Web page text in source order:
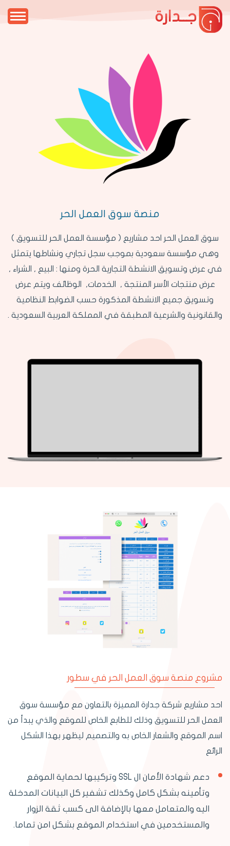
جــدارة
منصة سوق العمل الحر
سوق العمل الحر احد مشاريع ( مؤسسة العمل الحر للتسويق )
وهي مؤسسة سعودية بموجب سجل تجاري ونشاطها يتمثل
في عرض وتسويق الانشطة التجارية الحرة ومنها : البيع , الشراء ,
عرض منتجات الأسر المنتجة , الخدمات, الوظائف ويتم عرض
وتسويق جميع الانشطة المذكورة حسب الضوابط النظامية
والقانونية والشرعية المطبقة في المملكة العربية السعودية .
مشروع منصة سوق العمل الحر في سطور
احد مشاريع شركة جدارة المميزة بالتعاون مع مؤسسة سوق
العمل الحر للتسويق وذلك للطابع الخاص للموقع والذي يبدأ من
اسم الموقع والشعار الخاص به والتصميم ليظهر بهذا الشكل
الرائع
دعم شهادة الأمان ال SSL وتركيبها لحماية الموقع
وتأمينه بشكل كامل وكذلك تشفير كل البيانات المدخلة
اليه والمتعامل معها بالإضافة الى كسب ثقة الزوار
والمستخدمين في استخدام الموقع بشكل امن تماما.